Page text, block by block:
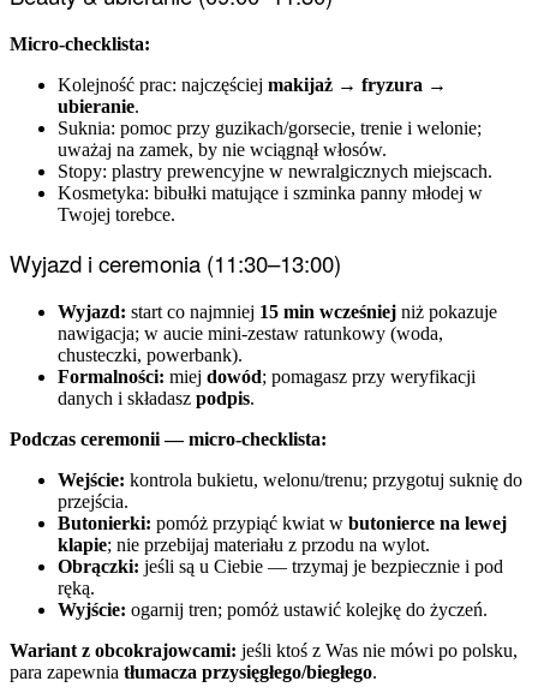
Micro-checklista:
Kolejność prac: najczęściej makijaż → fryzura →
ubieranie.
Suknia: pomoc przy guzikach/gorsecie, trenie i welonie;
uważaj na zamek, by nie wciągnął włosów.
Stopy: plastry prewencyjne w newralgicznych miejscach.
Kosmetyka: bibułki matujące i szminka panny młodej w
Twojej torebce.
Wyjazd i ceremonia (11:30–13:00)
Wyjazd: start co najmniej 15 min wcześniej niż pokazuje
nawigacja; w aucie mini-zestaw ratunkowy (woda,
chusteczki, powerbank).
Formalności: miej dowód; pomagasz przy weryfikacji
danych i składasz podpis.
Podczas ceremonii — micro-checklista:
Wejście: kontrola bukietu, welonu/trenu; przygotuj suknię do
przejścia.
Butonierki: pomóż przypiąć kwiat w butonierce na lewej
klapie; nie przebijaj materiału z przodu na wylot.
Obrączki: jeśli są u Ciebie — trzymaj je bezpiecznie i pod
ręką.
Wyjście: ogarnij tren; pomóż ustawić kolejkę do życzeń.
Wariant z obcokrajowcami: jeśli ktoś z Was nie mówi po polsku,
para zapewnia tłumacza przysięgłego/biegłego.